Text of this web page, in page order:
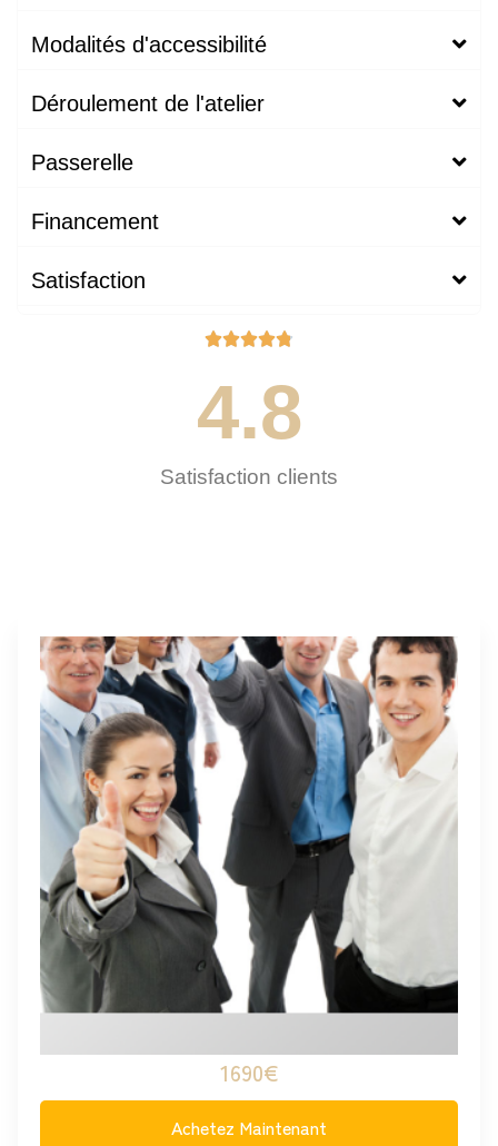
Modalités d'accessibilité
Déroulement de l'atelier
Passerelle
Financement
Satisfaction

Satisfaction clients
4.8
1690€
Achetez Maintenant